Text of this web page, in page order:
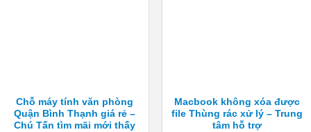
Chỗ máy tính văn phòng
Quận Bình Thạnh giá rẻ –
Chú Tấn tìm mãi mới thấy
Macbook không xóa được
file Thùng rác xử lý – Trung
tâm hỗ trợ